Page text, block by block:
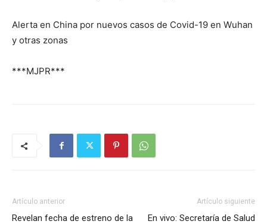
Alerta en China por nuevos casos de Covid-19 en Wuhan
y otras zonas
***MJPR***
Artículo anterior
Revelan fecha de estreno de la
Artículo siguiente
En vivo: Secretaría de Salud